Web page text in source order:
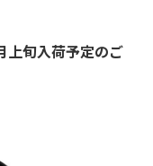
上旬入荷予定のご